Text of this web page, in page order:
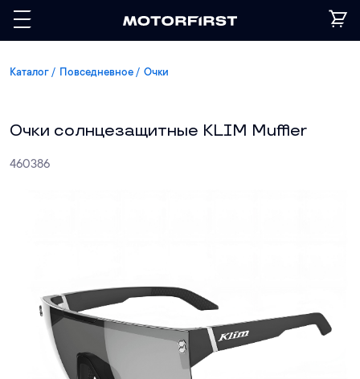
Каталог Повседневное Очки
Очки солнцезащитные KLIM Muffler
460386